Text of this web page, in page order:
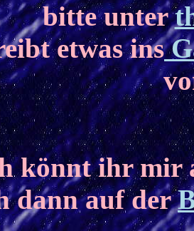
bitte unter
etwas ins
könnt ihr mir
dann auf der